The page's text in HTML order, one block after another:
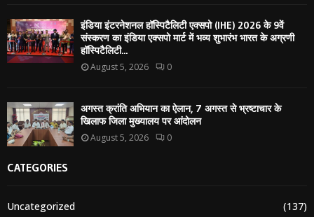
इंडिया इंटरनेशनल हॉस्पिटैलिटी एक्सपो (IHE) 2026 के 9वें
संस्करण का इंडिया एक्सपो मार्ट में भव्य शुभारंभ भारत के अग्रणी
हॉस्पिटैलिटी...
August 5, 2026 0
अगस्त क्रांति अभियान का ऐलान, 7 अगस्त से भ्रष्टाचार के
खिलाफ जिला मुख्यालय पर आंदोलन
August 5, 2026 0
CATEGORIES
Uncategorized
(137)